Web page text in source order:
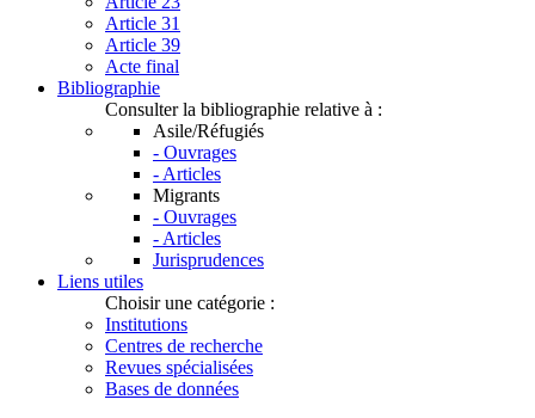
Article 31
Article 39
Acte final
Bibliographie
Consulter la bibliographie relative à :
Asile/Réfugiés
- Ouvrages
- Articles
Migrants
- Ouvrages
- Articles
Jurisprudences
Liens utiles
Choisir une catégorie :
Institutions
Centres de recherche
Revues spécialisées
Bases de données